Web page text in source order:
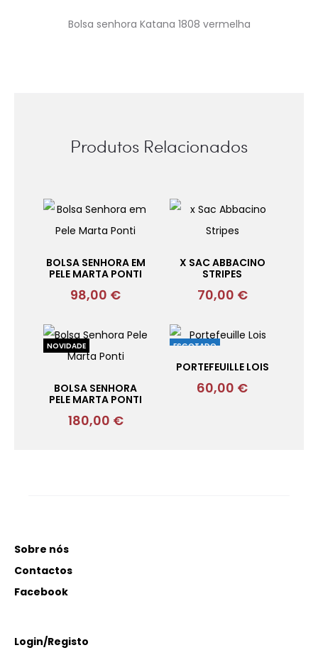
Bolsa senhora Katana 1808 vermelha
Produtos Relacionados
BOLSA SENHORA EM
PELE MARTA PONTI
98,00 €
X SAC ABBACINO
STRIPES
70,00 €
NOVIDADE
BOLSA SENHORA
PELE MARTA PONTI
180,00 €
ESGOTADO
PORTEFEUILLE LOIS
60,00 €
Sobre nós
Contactos
Facebook
Login/Registo